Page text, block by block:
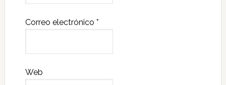
Correo electrónico *
Web